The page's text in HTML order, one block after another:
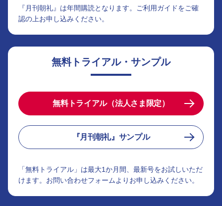
『月刊朝礼』は年間購読となります。ご利用ガイドをご確
認の上お申し込みください。
無料トライアル・サンプル
無料トライアル（法人さま限定）
『月刊朝礼』サンプル
「無料トライアル」は最大1か月間、最新号をお試しいただ
けます。お問い合わせフォームよりお申し込みください。